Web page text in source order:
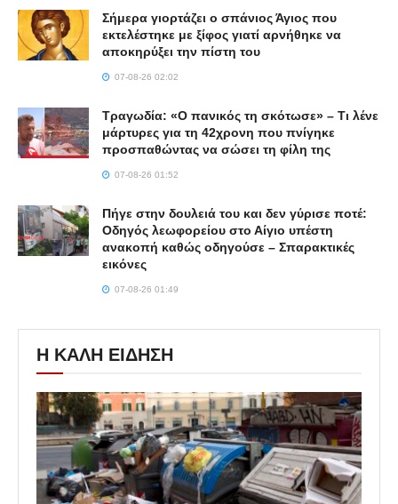
Σήμερα γιορτάζει ο σπάνιος Άγιος που
εκτελέστηκε με ξίφος γιατί αρνήθηκε να
αποκηρύξει την πίστη του
07-08-26 02:02
Τραγωδία: «Ο πανικός τη σκότωσε» – Τι λένε
μάρτυρες για τη 42χρονη που πνίγηκε
προσπαθώντας να σώσει τη φίλη της
07-08-26 01:52
Πήγε στην δουλειά του και δεν γύρισε ποτέ:
Οδηγός λεωφορείου στο Αίγιο υπέστη
ανακοπή καθώς οδηγούσε – Σπαρακτικές
εικόνες
07-08-26 01:49
Η ΚΑΛΗ ΕΙΔΗΣΗ